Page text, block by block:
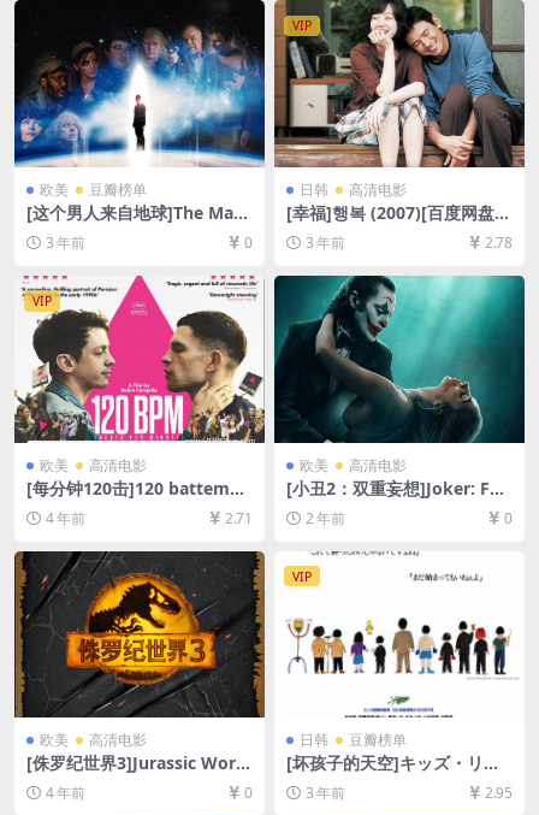
4/4.6GB][中文字幕]
GB][中文字幕]
欧美 豆瓣榜单
[这个男人来自地球]The Man
from Earth (2007)[百度网盘
+夸克网盘720P高清未删减资
源][网盘在线播放/下载][MP4/
5.4GB][中英字幕]
3 年前 0
VIP
日韩 高清电影
[幸福]행복 (2007)[百度网盘
+迅雷云盘资源1080P超清未
删减][MP4/5.5GB][韩语中字]
3 年前 2.78
VIP
欧美 高清电影
[每分钟120击]120 battemen
ts par minute (2017)[百度网
盘+迅雷云盘资源1080P超清
幕]
4 年前 2.71
欧美 高清电影
[小丑2：双重妄想]Joker: Foli
e à Deux (2024)[百度网盘+夸
克网盘1080P超清未删减资源]
8GB][官方中字]
2 年前 0
欧美 高清电影
[侏罗纪世界3]Jurassic Worl
d: Dominion (2022)[百度网
盘+迅雷云盘资源1080P超清
4 年前 0
VIP
日韩 豆瓣榜单
[坏孩子的天空]キッズ・リタ
ーン (1996)[百度网盘+夸克网
盘1080P超清未删减资源][网
3 年前 2.95